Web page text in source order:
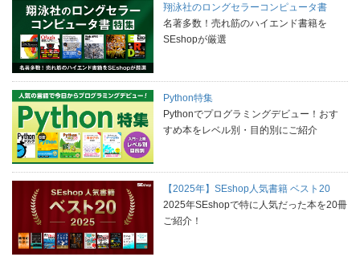
翔泳社のロングセラーコンピュータ書
名著多数！売れ筋のハイエンド書籍を
SEshopが厳選
Python特集
Pythonでプログラミングデビュー！おす
すめ本をレベル別・目的別にご紹介
【2025年】SEshop人気書籍 ベスト20
2025年SEshopで特に人気だった本を20冊
ご紹介！